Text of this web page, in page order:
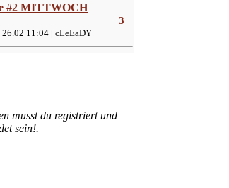
#2 MITTWOCH
3
11:04 | cLeEaDY
musst du registriert und
sein!.